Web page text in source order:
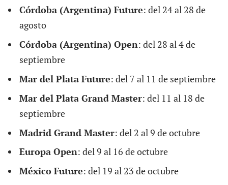
Córdoba (Argentina) Future: del 24 al 28 de
agosto
Córdoba (Argentina) Open: del 28 al 4 de
septiembre
Mar del Plata Future: del 7 al 11 de septiembre
Mar del Plata Grand Master: del 11 al 18 de
septiembre
Madrid Grand Master: del 2 al 9 de octubre
Europa Open: del 9 al 16 de octubre
México Future: del 19 al 23 de octubre